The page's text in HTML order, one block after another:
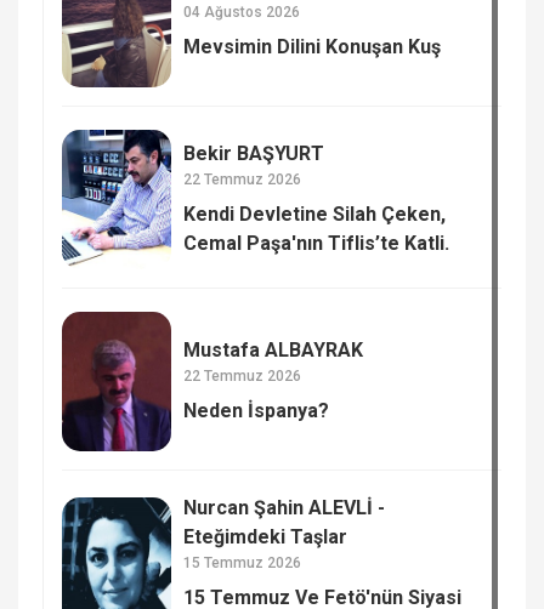
04 Ağustos 2026
Mevsimin Dilini Konuşan Kuş
Bekir BAŞYURT
22 Temmuz 2026
Kendi Devletine Silah Çeken,
Cemal Paşa'nın Tiflis’te Katli.
Mustafa ALBAYRAK
22 Temmuz 2026
Neden İspanya?
Nurcan Şahin ALEVLİ -
Eteğimdeki Taşlar
15 Temmuz 2026
15 Temmuz Ve Fetö'nün Siyasi